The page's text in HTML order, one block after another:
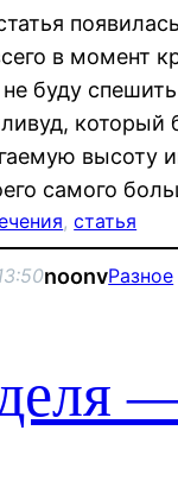
в момент
буду
который
высоту
самого
, статья
noonvРазное